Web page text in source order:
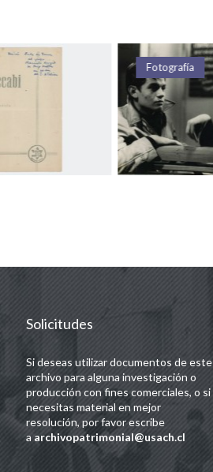
Fotografía
Solicitudes
Si deseas utilizar documentos de este
archivo para alguna investigación o
producción con fines comerciales, o si
necesitas material en mejor
resolución, por favor escribe
aarchivopatrimonial@usach.cl